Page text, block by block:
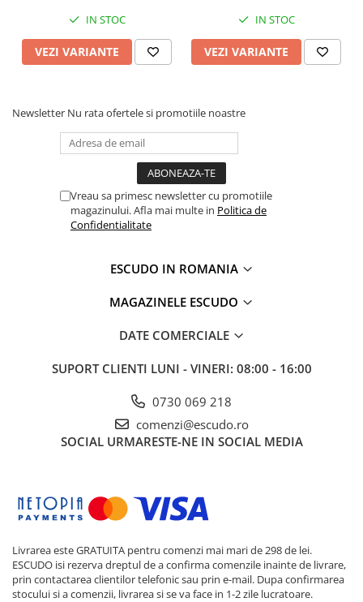
IN STOC
VEZI VARIANTE
IN STOC
VEZI VARIANTE
Newsletter Nu rata ofertele si promotiile noastre
Vreau sa primesc newsletter cu promotiile
magazinului. Afla mai multe in Politica de
Confidentialitate
ESCUDO IN ROMANIA
MAGAZINELE ESCUDO
DATE COMERCIALE
SUPORT CLIENTI LUNI - VINERI: 08:00 - 16:00
0730 069 218
comenzi@escudo.ro
SOCIAL URMARESTE-NE IN SOCIAL MEDIA
Livrarea este GRATUITA pentru comenzi mai mari de 298 de lei.
ESCUDO isi rezerva dreptul de a confirma comenzile inainte de livrare,
prin contactarea clientilor telefonic sau prin e-mail. Dupa confirmarea
stocului si a comenzii, livrarea si se va face in 1-2 zile lucratoare.